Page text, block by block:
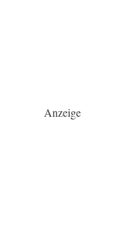
Anzeige